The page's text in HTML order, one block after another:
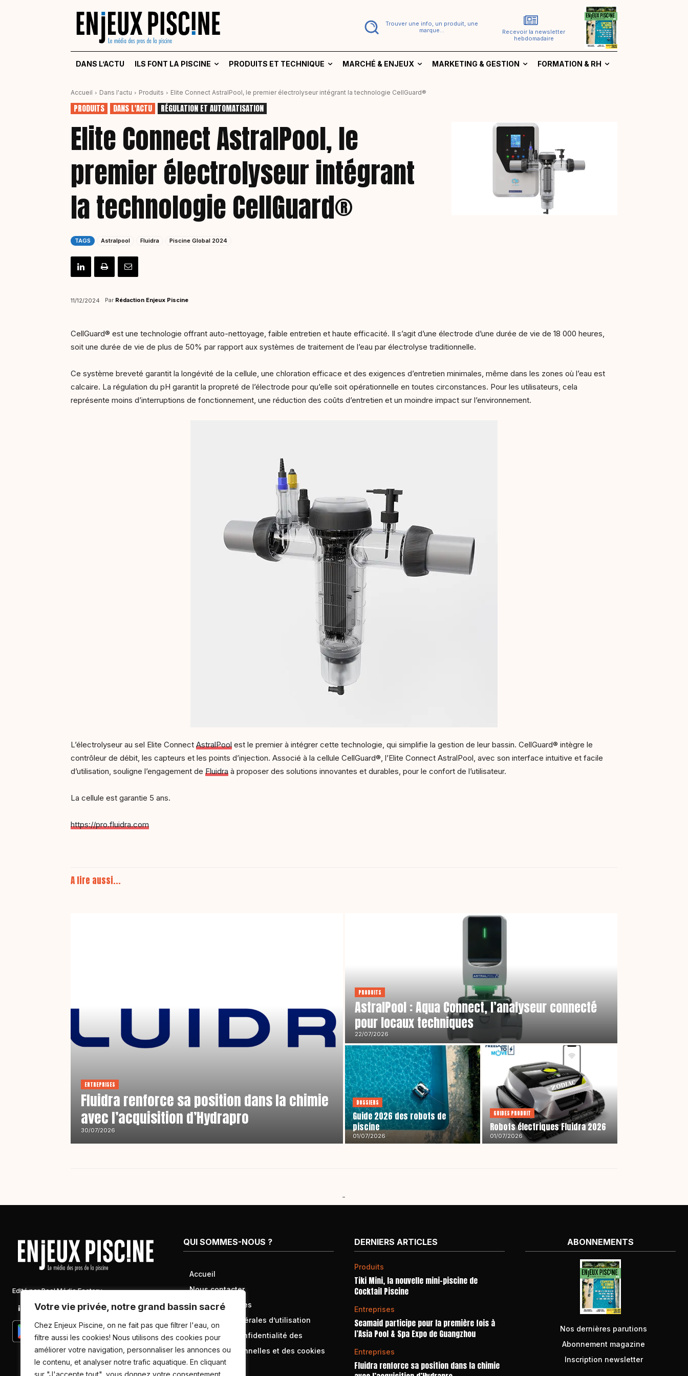
Votre vie privée, notre grand bassin sacré
Chez Enjeux Piscine, on ne fait pas que filtrer l'eau, on
filtre aussi les cookies! Nous utilisons des cookies pour
améliorer votre navigation, personnaliser les annonces ou
le contenu, et analyser notre trafic aquatique. En cliquant
sur "J'accepte tout", vous donnez votre consentement
Trouver une info, un produit, une
marque...
Recevoir la newsletter
hebdomadaire
DANS L’ACTU ILS FONT LA PISCINE PRODUITS ET TECHNIQUE MARCHÉ & ENJEUX MARKETING & GESTION FORMATION & RH
Accueil Dans l'actu Produits Elite Connect AstralPool, le premier électrolyseur intégrant la technologie CellGuard®
PRODUITS DANS L'ACTU RÉGULATION ET AUTOMATISATION
Elite Connect AstralPool, le
premier électrolyseur intégrant
la technologie CellGuard®
TAGS Astralpool Fluidra Piscine Global 2024
11/12/2024 Par Rédaction Enjeux Piscine
CellGuard® est une technologie offrant auto-nettoyage, faible entretien et haute efficacité. Il s’agit d’une électrode d’une durée de vie de 18 000 heures,
soit une durée de vie de plus de 50% par rapport aux systèmes de traitement de l’eau par électrolyse traditionnelle.
Ce système breveté garantit la longévité de la cellule, une chloration efficace et des exigences d’entretien minimales, même dans les zones où l’eau est
calcaire. La régulation du pH garantit la propreté de l’électrode pour qu’elle soit opérationnelle en toutes circonstances. Pour les utilisateurs, cela
représente moins d’interruptions de fonctionnement, une réduction des coûts d’entretien et un moindre impact sur l’environnement.
L’électrolyseur au sel Elite Connect AstralPool est le premier à intégrer cette technologie, qui simplifie la gestion de leur bassin. CellGuard® intègre le
contrôleur de débit, les capteurs et les points d’injection. Associé à la cellule CellGuard®, l’Elite Connect AstralPool, avec son interface intuitive et facile
d’utilisation, souligne l’engagement de Fluidra à proposer des solutions innovantes et durables, pour le confort de l’utilisateur.
La cellule est garantie 5 ans.
https://pro.fluidra.com
A lire aussi...
ENTREPRISES
Fluidra renforce sa position dans la chimie
avec l’acquisition d’Hydrapro
30/07/2026
PRODUITS
AstralPool : Aqua Connect, l’analyseur connecté
pour locaux techniques
22/07/2026
DOSSIERS
Guide 2026 des robots de
piscine
01/07/2026
GUIDES PRODUIT
Robots électriques Fluidra 2026
01/07/2026
-
Edité par Pool Média Factory
Linkedin Newsletter
QUI SOMMES-NOUS ?
Accueil
Nous contacter
Mentions légales
Conditions générales d’utilisation
Politique de confidentialité des
données personnelles et des cookies
DERNIERS ARTICLES
Produits
Tiki Mini, la nouvelle mini-piscine de
Cocktail Piscine
Entreprises
Seamaid participe pour la première fois à
l’Asia Pool & Spa Expo de Guangzhou
Entreprises
Fluidra renforce sa position dans la chimie
ABONNEMENTS
Nos dernières parutions
Abonnement magazine
Inscription newsletter